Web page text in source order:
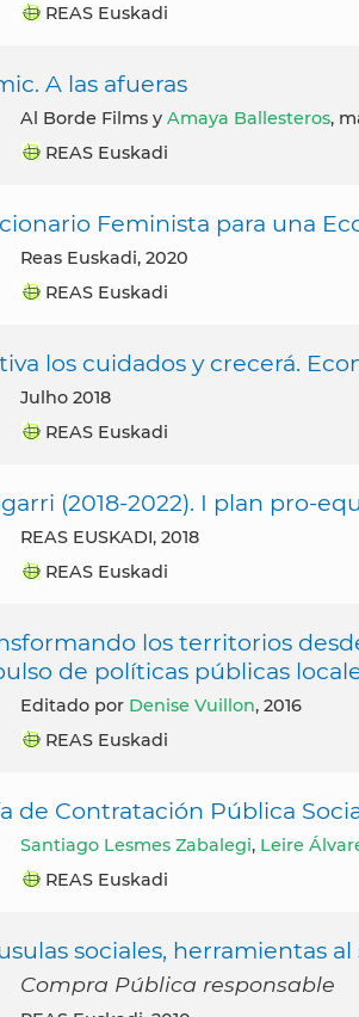
REAS Euskadi
A las afueras
Al Borde Films y Amaya Ballesteros,
REAS Euskadi
Feminista para una
Reas Euskadi, 2020
REAS Euskadi
los cuidados y crecerá.
julho 2018
REAS Euskadi
(2018-2022). I plan pro-
REAS EUSKADI, 2018
REAS Euskadi
los territorios
de políticas públicas
Editado por Denise Vuillon, 2016
REAS Euskadi
de Contratación Pública
Santiago Lesmes Zabalegi, Leire
REAS Euskadi
sociales, herramientas
Compra Pública responsable